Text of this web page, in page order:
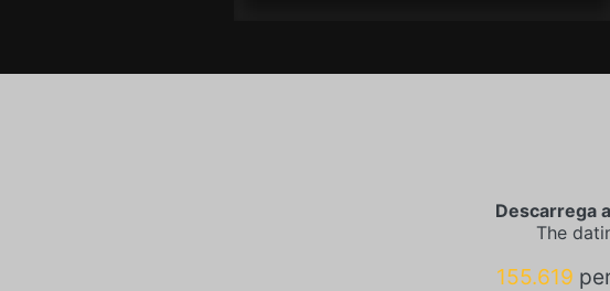
Descarrega
The
155.619